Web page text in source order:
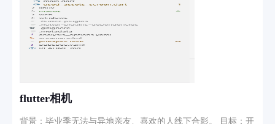
flutter相机
背景：毕业季无法与异地亲友、喜欢的人线下合影。 目标：开